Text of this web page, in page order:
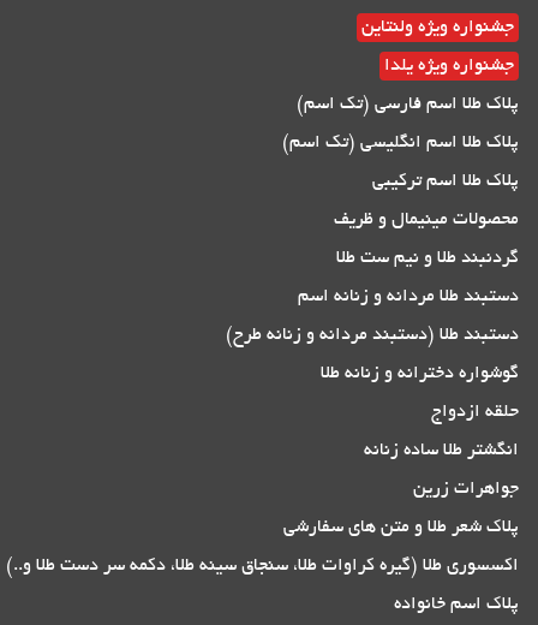
جشنواره ویژه ولنتاین
جشنواره ویژه یلدا
پلاک طلا اسم فارسی (تک اسم)
پلاک طلا اسم انگلیسی (تک اسم)
پلاک طلا اسم ترکیبی
محصولات مینیمال و ظریف
گردنبند طلا و نیم ست طلا
دستبند طلا مردانه و زنانه اسم
دستبند طلا (دستبند مردانه و زنانه طرح)
گوشواره دخترانه و زنانه طلا
حلقه ازدواج
انگشتر طلا ساده زنانه
جواهرات زرین
پلاک شعر طلا و متن های سفارشی
اکسسوری طلا (گیره کراوات طلا، سنجاق سینه طلا، دکمه سر دست طلا و..)
پلاک اسم خانواده